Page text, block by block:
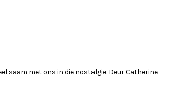
saam met ons in die nostalgie. Deur Catherine